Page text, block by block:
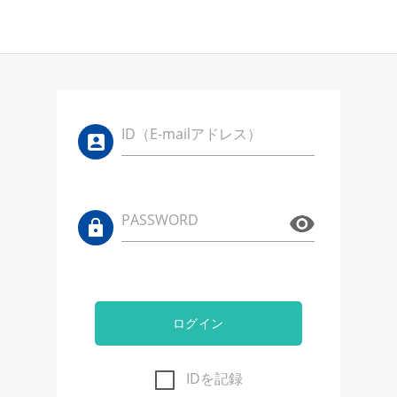
ID（E-mailアドレス）
PASSWORD
ログイン
IDを記録